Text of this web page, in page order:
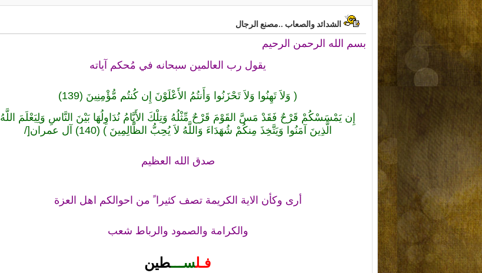
الشدائد والصعاب ..مصنع الرجال
بسم الله الرحمن الرحيم
يقول رب العالمين سبحانه في مُحكم آياته
( وَلاَ تَهِنُوا وَلاَ تَحْزَنُوا وَأَنتُمُ الأَعْلَوْنَ إِن كُنتُم مُّؤْمِنِينَ (139)
إِن يَمْسَسْكُمْ قَرْحٌ فَقَدْ مَسَّ القَوْمَ قَرْحٌ مِّثْلُهُ وَتِلْكَ الأَيَّامُ نُدَاوِلُهَا بَيْنَ النَّاسِ وَلِيَعْلَمَ اللَّهُ
الَّذِينَ آمَنُوا وَيَتَّخِذَ مِنكُمْ شُهَدَاءَ وَاللَّهُ لاَ يُحِبُّ الظَّالِمِينَ ) (140) آل عمران
[/
صدق الله العظيم
أرى وكأن الاية الكريمة تصف كثيرا ً من احوالكم اهل العزة
والكرامة والصمود والرباط شعب
فـلســـطين